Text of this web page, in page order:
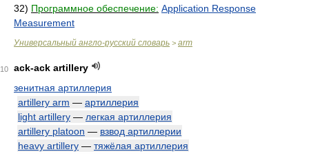
32) Программное обеспечение: Application Response
Measurement
Универсальный англо-русский словарь > arm
10
ack-ack artillery
зенитная артиллерия
artillery arm — артиллерия
light artillery — легкая артиллерия
artillery platoon — взвод артиллерии
heavy artillery — тяжёлая артиллерия